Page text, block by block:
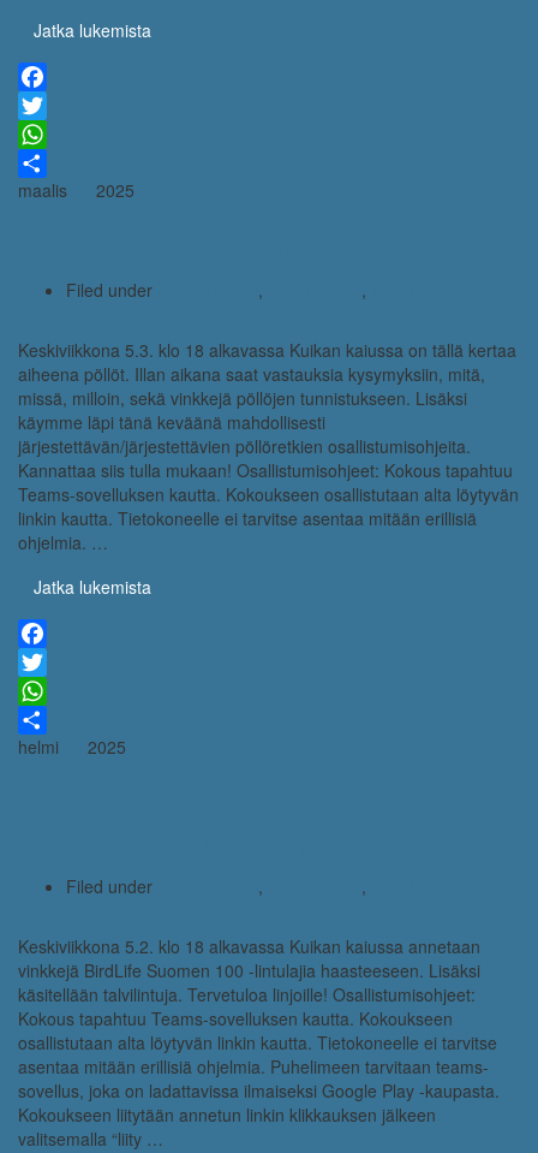
Jatka lukemista
Facebook
Twitter
WhatsApp
Share
maalis 2025
Filed under , ,
Keskiviikkona 5.3. klo 18 alkavassa Kuikan kaiussa on tällä kertaa
aiheena pöllöt. Illan aikana saat vastauksia kysymyksiin, mitä,
missä, milloin, sekä vinkkejä pöllöjen tunnistukseen. Lisäksi
käymme läpi tänä keväänä mahdollisesti
järjestettävän/järjestettävien pöllöretkien osallistumisohjeita.
Kannattaa siis tulla mukaan! Osallistumisohjeet: Kokous tapahtuu
Teams-sovelluksen kautta. Kokoukseen osallistutaan alta löytyvän
linkin kautta. Tietokoneelle ei tarvitse asentaa mitään erillisiä
ohjelmia. …
Jatka lukemista
Facebook
Twitter
WhatsApp
Share
helmi 2025
Filed under , ,
Keskiviikkona 5.2. klo 18 alkavassa Kuikan kaiussa annetaan
vinkkejä BirdLife Suomen 100 -lintulajia haasteeseen. Lisäksi
käsitellään talvilintuja. Tervetuloa linjoille! Osallistumisohjeet:
Kokous tapahtuu Teams-sovelluksen kautta. Kokoukseen
osallistutaan alta löytyvän linkin kautta. Tietokoneelle ei tarvitse
asentaa mitään erillisiä ohjelmia. Puhelimeen tarvitaan teams-
sovellus, joka on ladattavissa ilmaiseksi Google Play -kaupasta.
Kokoukseen liitytään annetun linkin klikkauksen jälkeen
valitsemalla “liity …